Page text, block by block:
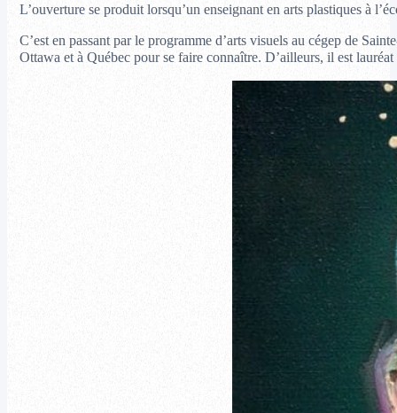
L’ouverture se produit lorsqu’un enseignant en arts plastiques à
C’est en passant par le programme d’arts visuels au cégep de
Ottawa et à Québec pour se faire connaître. D’ailleurs, il est